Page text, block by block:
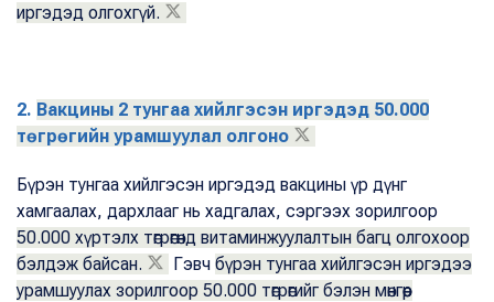
иргэдэд олгохгүй.
2. Вакцины 2 тунгаа хийлгэсэн иргэдэд 50.000
төгрөгийн урамшуулал олгоно
Бүрэн тунгаа хийлгэсэн иргэдэд вакцины үр дүнг
хамгаалах, дархлааг нь хадгалах, сэргээх зорилгоор
50.000 хүртэлх төгрөгөнд витаминжуулалтын багц олгохоор
бэлдэж байсан.
Гэвч бүрэн тунгаа хийлгэсэн иргэдээ
урамшуулах зорилгоор 50.000 төгрөгийг бэлэн мөнгөөр